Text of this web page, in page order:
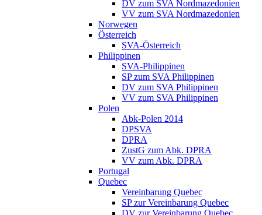
DV zum SVA Nordmazedonien
VV zum SVA Nordmazedonien
Norwegen
Österreich
SVA-Österreich
Philippinen
SVA-Philippinen
SP zum SVA Philippinen
DV zum SVA Philippinen
VV zum SVA Philippinen
Polen
Abk-Polen 2014
DPSVA
DPRA
ZustG zum Abk. DPRA
VV zum Abk. DPRA
Portugal
Quebec
Vereinbarung Quebec
SP zur Vereinbarung Quebec
DV zur Vereinbarung Quebec